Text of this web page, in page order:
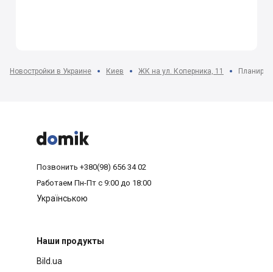
Новостройки в Украине Киев ЖК на ул. Коперника, 11



Позвонить +380(98) 656 34 02
Работаем Пн-Пт с 9:00 до 18:00
Українською
Наши продукты
Bild.ua